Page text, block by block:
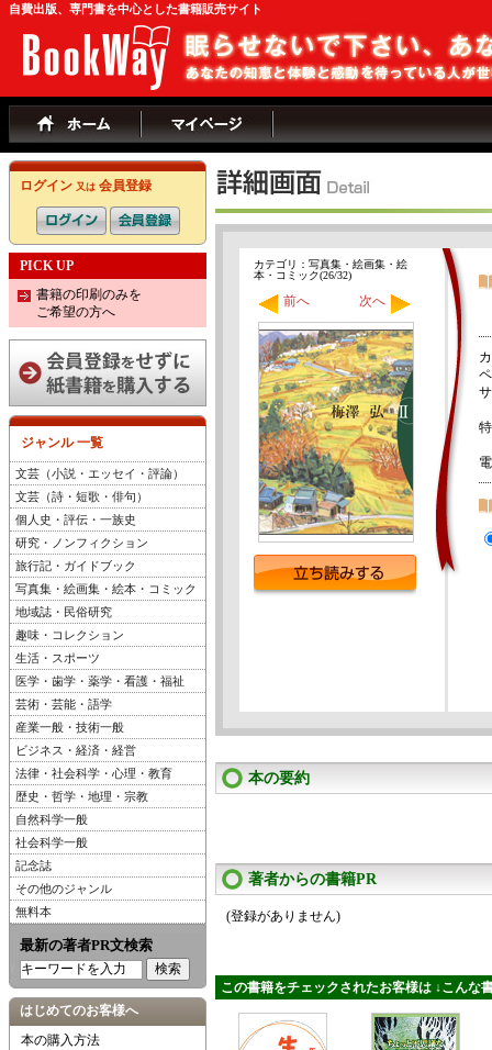
自費出版、専門書を中心とした書籍販売サイト
ログイン 又は 会員登録
PICK UP
書籍の印刷のみを
ご希望の方へ
ジャンル 一覧
文芸（小説・エッセイ・評論）
文芸（詩・短歌・俳句）
個人史・評伝・一族史
研究・ノンフィクション
旅行記・ガイドブック
写真集・絵画集・絵本・コミック
地域誌・民俗研究
趣味・コレクション
生活・スポーツ
医学・歯学・薬学・看護・福祉
芸術・芸能・語学
産業一般・技術一般
ビジネス・経済・経営
法律・社会科学・心理・教育
歴史・哲学・地理・宗教
自然科学一般
社会科学一般
記念誌
その他のジャンル
無料本
最新の著者PR文検索
はじめてのお客様へ
本の購入方法
カテゴリ：写真集・絵画集・絵
本・コミック(26/32)
前へ 次へ
本の要約
著者からの書籍PR
(登録がありません)
この書籍をチェックされたお客様は ↓こんな